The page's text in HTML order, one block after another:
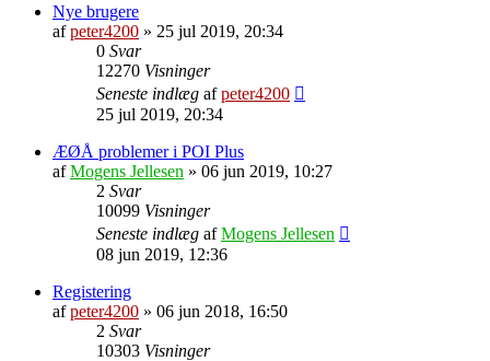
Nye brugere
afpeter4200 » 25 jul 2019, 20:34
0 Svar
12270 Visninger
Seneste indlæg afpeter4200
25 jul 2019, 20:34
ÆØÅ problemer i POI Plus
afMogens Jellesen » 06 jun 2019, 10:27
2 Svar
10099 Visninger
Seneste indlæg afMogens Jellesen
08 jun 2019, 12:36
Registering
afpeter4200 » 06 jun 2018, 16:50
2 Svar
10303 Visninger